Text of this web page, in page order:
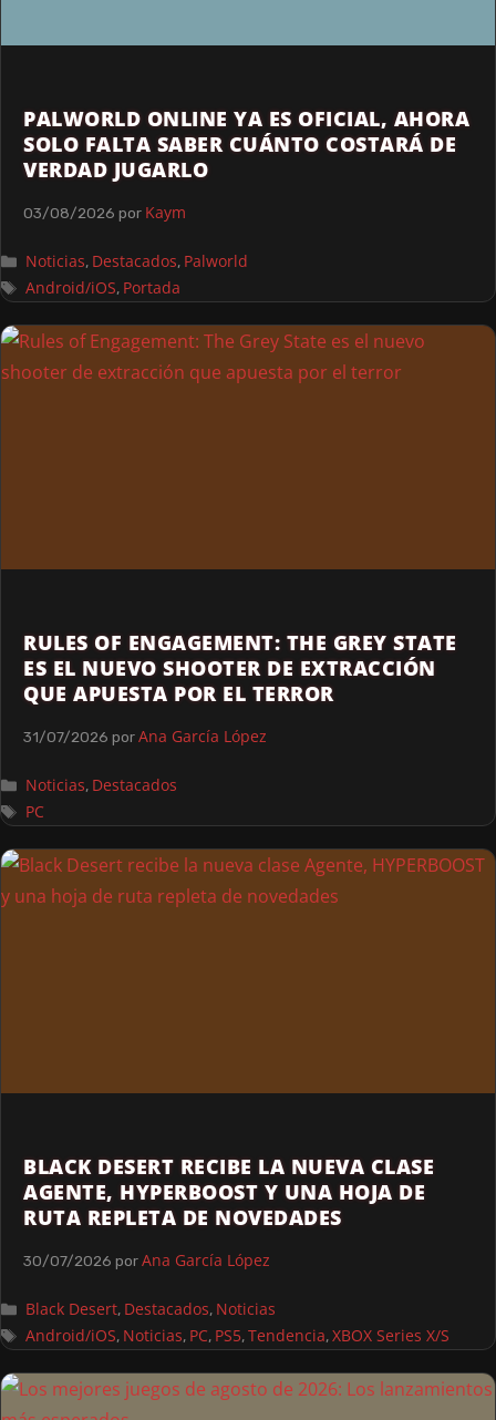
PALWORLD ONLINE YA ES OFICIAL, AHORA
SOLO FALTA SABER CUÁNTO COSTARÁ DE
VERDAD JUGARLO
03/08/2026 por Kaym
Noticias, Destacados, Palworld
Android/iOS, Portada
RULES OF ENGAGEMENT: THE GREY STATE
ES EL NUEVO SHOOTER DE EXTRACCIÓN
QUE APUESTA POR EL TERROR
31/07/2026 porAna García López
Noticias, Destacados
PC
BLACK DESERT RECIBE LA NUEVA CLASE
AGENTE, HYPERBOOST Y UNA HOJA DE
RUTA REPLETA DE NOVEDADES
30/07/2026 porAna García López
Black Desert, Destacados, Noticias
Android/iOS, Noticias, PC, PS5,Tendencia,XBOX Series X/S